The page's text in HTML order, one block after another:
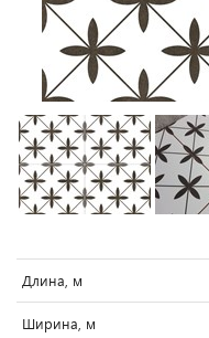
Длина, м
Ширина, м